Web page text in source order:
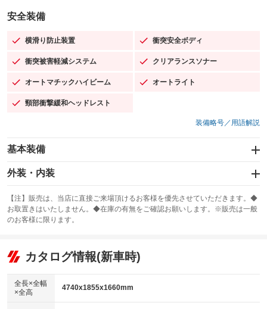
安全装備
横滑り防止装置
：装備あり 衝突安全ボディ
：装備あり
衝突被害軽減システム
：装備あり クリアランスソナー
：装備あり
オートマチックハイビーム
：装備あり オートライト
：装備あり
頸部衝撃緩和ヘッドレスト
：装備あり
装備略号／用語解説
基本装備
エアバッグ：運転席/助手席/サイド
：装備あり
：装備なし
サンルーフ
：装備なし ABS
リフトアップ
：装備なし
：装備なし
パワーウィンドウ
外装・内装
カーナビ：SDナビ
：装備あり
TV：フルセグ
：装備あり
ビジュアル
：装備なし
：装備あり
革シート
【注】販売は、当店に直接ご来場頂けるお客様を優先させていただきます。◆
お取置きはいたしません。◆在庫の有無をご確認お願いします。※販売は一般
のお客様に限ります。
カタログ情報(新車時)
全長×全幅
×全高
4740x1855x1660mm